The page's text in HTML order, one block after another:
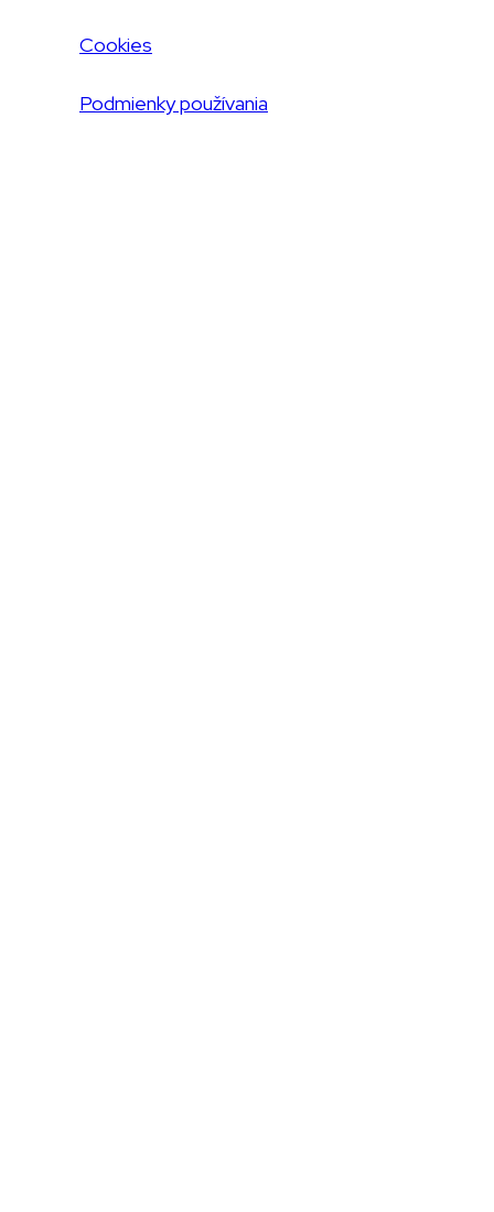
Cookies
Podmienky používania